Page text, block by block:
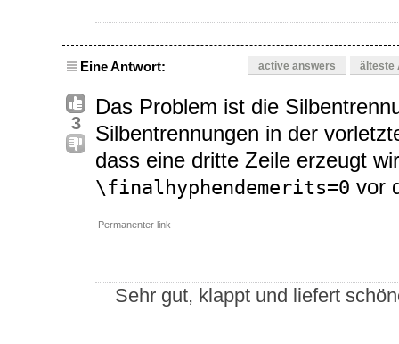
Eine Antwort: active answers älteste
3
Das Problem ist die
Silbentrennungen in der
dass eine dritte Zeile erzeugt
\finalhyphendemerits=0 vor
Permanenter link
Sehr gut, klappt und liefert